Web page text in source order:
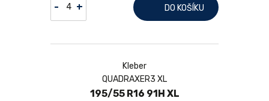
- + DO KOŠÍKU
Kleber
QUADRAXER3 XL
195/55 R16 91H XL